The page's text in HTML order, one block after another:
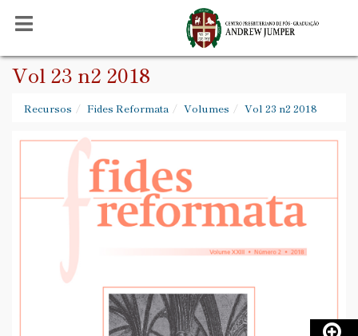
Vol 23 n2 2018
Recursos Fides Reformata Volumes Vol 23 n2 2018